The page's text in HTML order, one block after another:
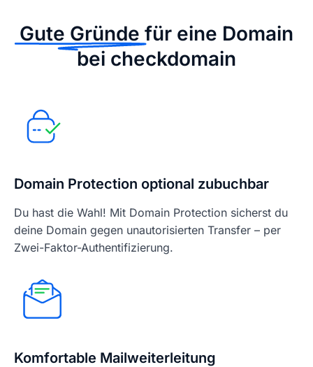
Gute Gründe für eine Domain
bei checkdomain
Domain Protection optional zubuchbar
Du hast die Wahl! Mit Domain Protection sicherst du
deine Domain gegen unautorisierten Transfer – per
Zwei-Faktor-Authentifizierung.
Komfortable Mailweiterleitung